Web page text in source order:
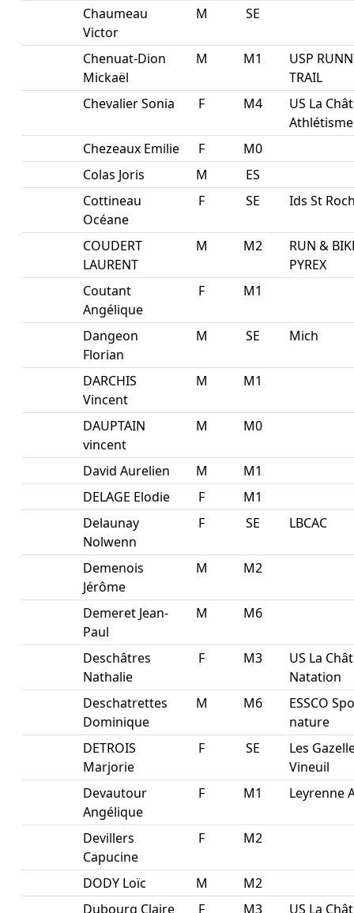
Chaumeau
Victor
M SE
Chenuat-Dion
Mickaël
M M1
USP
TRAIL
Chevalier Sonia
F M4
US La
Athlétisme
Chezeaux Emilie
F
M0
Colas Joris
M
ES
Cottineau
Océane
F SE Ids St
COUDERT
LAURENT
M M2
RUN &
PYREX
Coutant
Angélique
F M1
Dangeon
Florian
M SE Mich
DARCHIS
Vincent
M M1
DAUPTAIN
vincent
M M0
David Aurelien M
M1
DELAGE Elodie
F
M1
Delaunay
Nolwenn
F SE LBCAC
Demenois
Jérôme
M M2
Demeret Jean-
Paul
M M6
Deschâtres
Nathalie
F M3
US La
Natation
Deschatrettes
Dominique
M M6
ESSCO
nature
DETROIS
Marjorie
F SE
Les
Vineuil
Devautour
Angélique
F M1 Leyrenne
Devillers
Capucine
F M2
DODY Loïc M
M2
Dubourg Claire
F M3 US La